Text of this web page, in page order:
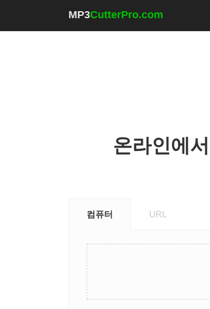
MP3CutterPro.com
온라인에
컴퓨터 URL